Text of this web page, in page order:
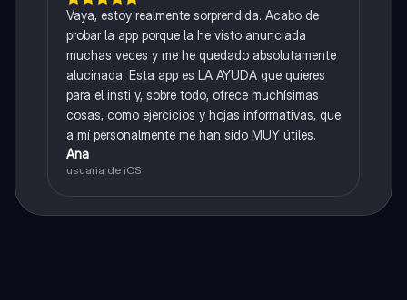
Vaya, estoy realmente sorprendida. Acabo de
probar la app porque la he visto anunciada
muchas veces y me he quedado absolutamente
alucinada. Esta app es LA AYUDA que quieres
para el insti y, sobre todo, ofrece muchísimas
cosas, como ejercicios y hojas informativas, que
a mí personalmente me han sido MUY útiles.
Ana
usuaria de iOS